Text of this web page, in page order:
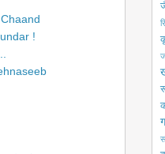
Chaand
!